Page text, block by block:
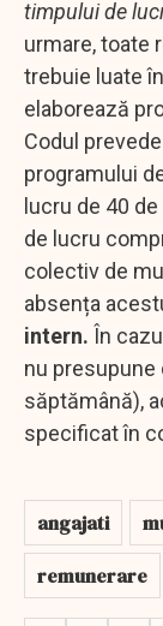
timpului de
urmare, toate
trebuie luate
elaborează
Codul
programului
lucru de 40
de lucru
colectiv de
absența
intern. În
nu presupune
săptămână),
specificat în
angajati
remunerare